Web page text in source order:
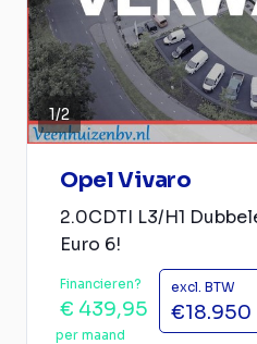
1/2
Opel Vivaro
2.0CDTI L3/H1
Euro 6!
Financieren?
€ 439,95
per maand
excl. BTW
€18.950